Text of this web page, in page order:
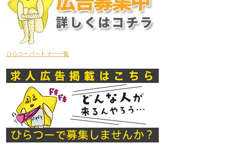
ひらつーパートナー一覧